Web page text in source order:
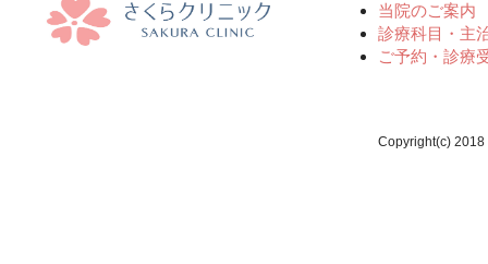
当院のご案内
診療科目・主
ご予約・診療
Copyright(c)